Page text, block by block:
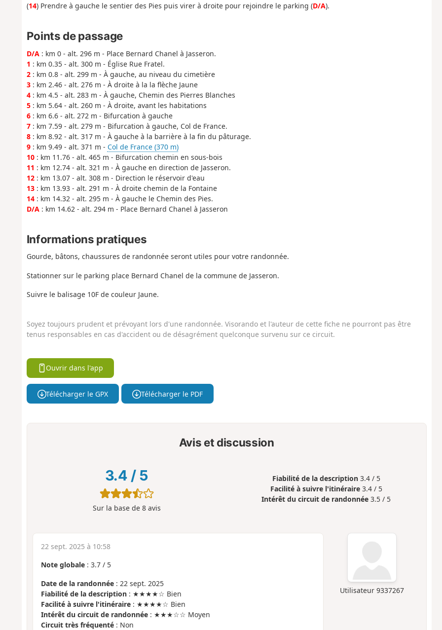
(14) Prendre à gauche le sentier des Pies puis virer à droite pour rejoindre le parking (D/A).
Points de passage
D/A: km 0 - alt. 296 m - Place Bernard Chanel à Jasseron.
1 : km 0.35 - alt. 300 m - Église Rue Fratel.
2: km 0.8 - alt. 299 m - À gauche, au niveau du cimetière
3: km 2.46 - alt. 276 m - À droite à la la flèche Jaune
4: km 4.5 - alt. 283 m - À gauche, Chemin des Pierres Blanches
5: km 5.64 - alt. 260 m - À droite, avant les habitations
6: km 6.6 - alt. 272 m - Bifurcation à gauche
7: km 7.59 - alt. 279 m - Bifurcation à gauche, Col de France.
8: km 8.92 - alt. 317 m - À gauche à la barrière à la fin du pâturage.
9: km 9.49 - alt. 371 m - Col de France (370 m)
10: km 11.76 - alt. 465 m - Bifurcation chemin en sous-bois
11 : km 12.74 - alt. 321 m - À gauche en direction de Jasseron.
12: km 13.07 - alt. 308 m - Direction le réservoir d'eau
13: km 13.93 - alt. 291 m - À droite chemin de la Fontaine
14: km 14.32 - alt. 295 m - À gauche le Chemin des Pies.
D/A: km 14.62 - alt. 294 m - Place Bernard Chanel à Jasseron
Informations pratiques
Gourde, bâtons, chaussures de randonnée seront utiles pour votre randonnée.
Stationner sur le parking place Bernard Chanel de la commune de Jasseron.
Suivre le balisage 10F de couleur Jaune.
Soyez toujours prudent et prévoyant lors d'une randonnée. Visorando et l'auteur de cette fiche ne pourront pas être
tenus responsables en cas d'accident ou de désagrément quelconque survenu sur ce circuit.
Ouvrir dans l'app
Télécharger le GPX Télécharger le PDF
Avis et discussion
3.4 / 5
Sur la base de 8avis
Fiabilité de la description 3.4 / 5
Facilité à suivre l'itinéraire 3.4 / 5
Intérêt du circuit de randonnée 3.5 / 5
Utilisateur 9337267
22 sept. 2025 à 10:58
Note globale: 3.7/ 5
Date de la randonnée: 22 sept. 2025
Fiabilité de la description: ★★★★☆ Bien
Facilité à suivre l'itinéraire: ★★★★☆ Bien
Intérêt du circuit de randonnée: ★★★☆☆ Moyen
Circuit très fréquenté: Non